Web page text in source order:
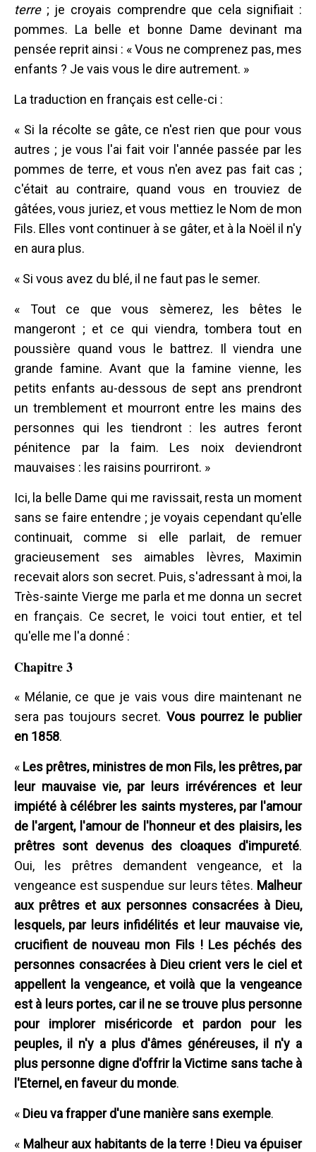
terre; je croyais comprendre que cela signifiait :
pommes. La belle et bonne Dame devinant ma
pensée reprit ainsi : « Vous ne comprenez pas, mes
enfants ? Je vais vous le dire autrement. »
La traduction en français est celle-ci :
« Si la récolte se gâte, ce n'est rien que pour vous
autres ; je vous l'ai fait voir l'année passée par les
pommes de terre, et vous n'en avez pas fait cas ;
c'était au contraire, quand vous en trouviez de
gâtées, vous juriez, et vous mettiez le Nom de mon
Fils. Elles vont continuer à se gâter, et à la Noël il n'y
en aura plus.
« Si vous avez du blé, il ne faut pas le semer.
« Tout ce que vous sèmerez, les bêtes le
mangeront ; et ce qui viendra, tombera tout en
poussière quand vous le battrez. Il viendra une
grande famine. Avant que la famine vienne, les
petits enfants au-dessous de sept ans prendront
un tremblement et mourront entre les mains des
personnes qui les tiendront : les autres feront
pénitence par la faim. Les noix deviendront
mauvaises : les raisins pourriront. »
Ici, la belle Dame qui me ravissait, resta un moment
sans se faire entendre ; je voyais cependant qu'elle
continuait, comme si elle parlait, de remuer
gracieusement ses aimables lèvres, Maximin
recevait alors son secret. Puis, s'adressant à moi, la
Très-sainte Vierge me parla et me donna un secret
en français. Ce secret, le voici tout entier, et tel
qu'elle me l'a donné :
Chapitre 3
« Mélanie, ce que je vais vous dire maintenant ne
sera pas toujours secret. Vous pourrez le publier
en 1858.
« Les prêtres, ministres de mon Fils, les prêtres, par
leur mauvaise vie, par leurs irrévérences et leur
impiété à célébrer les saints mysteres, par l'amour
de l'argent, l'amour de l'honneur et des plaisirs, les
prêtres sont devenus des cloaques d'impureté.
Oui, les prêtres demandent vengeance, et la
vengeance est suspendue sur leurs têtes. Malheur
aux prêtres et aux personnes consacrées à Dieu,
lesquels, par leurs infidélités et leur mauvaise vie,
crucifient de nouveau mon Fils ! Les péchés des
personnes consacrées à Dieu crient vers le ciel et
appellent la vengeance, et voilà que la vengeance
est à leurs portes, car il ne se trouve plus personne
pour implorer miséricorde et pardon pour les
peuples, il n'y a plus d'âmes généreuses, il n'y a
plus personne digne d'offrir la Victime sans tache à
l'Eternel, en faveur du monde.
« Dieu va frapper d'une manière sans exemple.
« Malheur aux habitants de la terre ! Dieu va épuiser